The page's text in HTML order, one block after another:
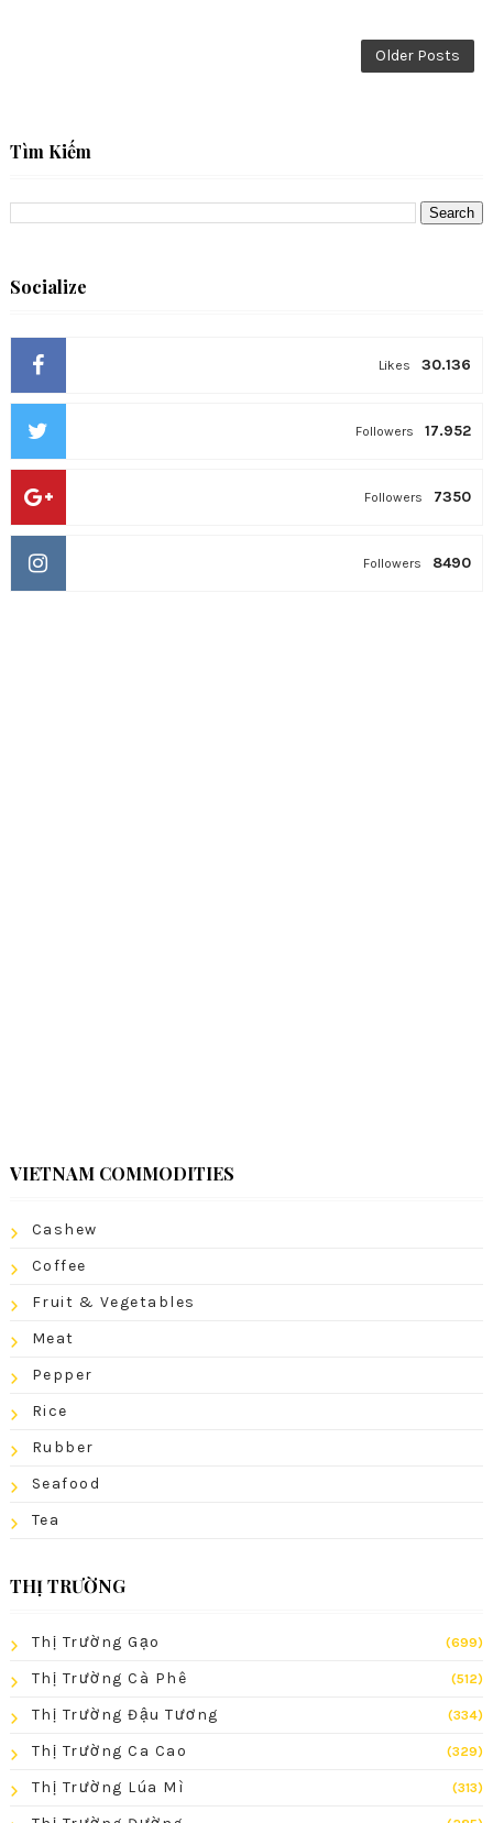
Older Posts
Tìm Kiếm
Socialize
30.136
Likes
17.952
Followers
7350
Followers
8490
Followers
VIETNAM COMMODITIES
Cashew
Coffee
Fruit & Vegetables
Meat
Pepper
Rice
Rubber
Seafood
Tea
THỊ TRƯỜNG
Thị Trường Gạo (699)
Thị Trường Cà Phê (512)
Thị Trường Đậu Tương (334)
Thị Trường Ca Cao (329)
Thị Trường Lúa Mì (313)